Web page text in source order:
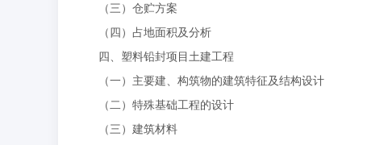
（三）仓贮方案
（四）占地面积及分析
四、塑料铅封项目土建工程
（一）主要建、构筑物的建筑特征及结构设计
（二）特殊基础工程的设计
（三）建筑材料